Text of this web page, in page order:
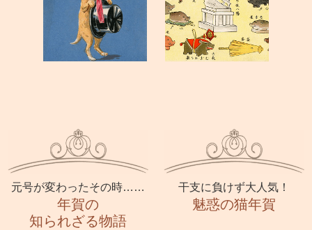
元号が変わったその時……
年賀の
知られざる物語
干支に負けず大人気！
魅惑の猫年賀